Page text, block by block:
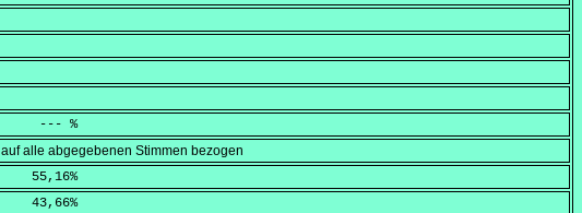
     --- %
auf alle abgegebenen Stimmen bezogen
    55,16
%
    43,66
%